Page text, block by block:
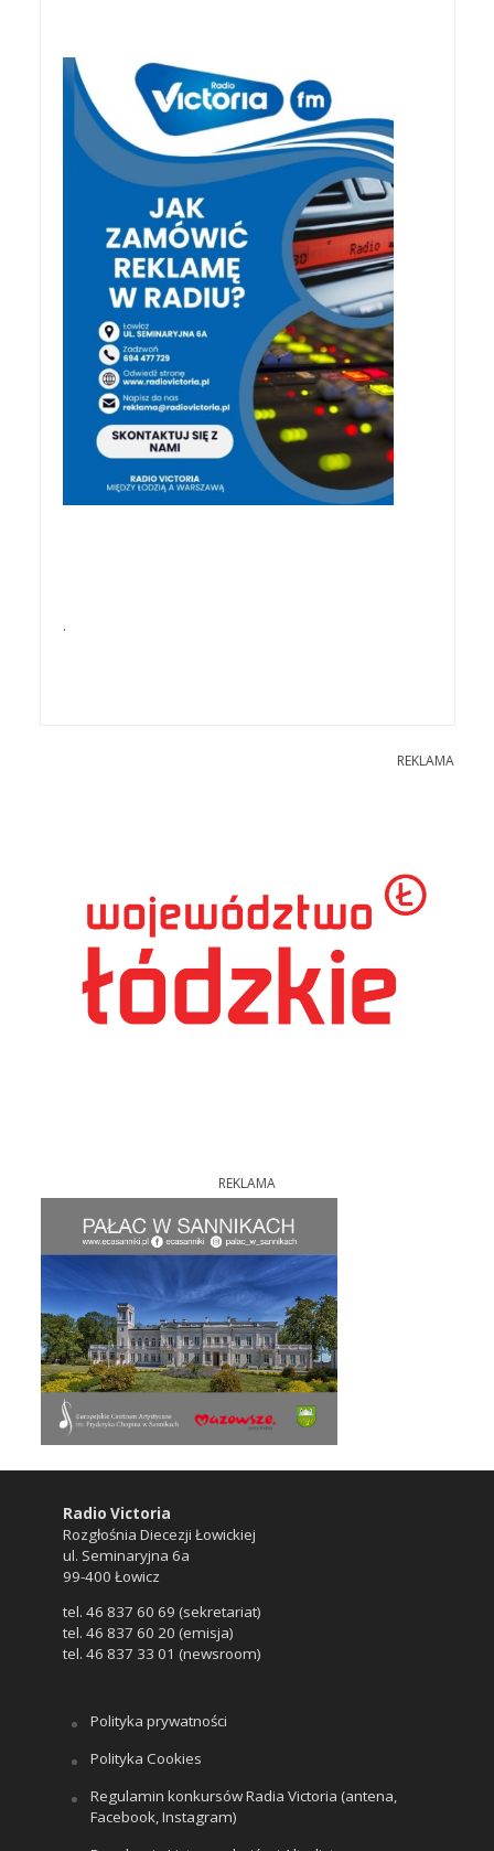
.
REKLAMA
REKLAMA
Radio Victoria
Rozgłośnia Diecezji Łowickiej
ul. Seminaryjna 6a
99-400 Łowicz
tel. 46 837 60 69 (sekretariat)
tel. 46 837 60 20 (emisja)
tel. 46 837 33 01 (newsroom)
Polityka prywatności
Polityka Cookies
Regulamin konkursów Radia Victoria (antena,
Facebook, Instagram)